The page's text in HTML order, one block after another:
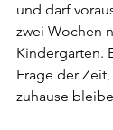
und darf
zwei Wochen
Kindergarten.
Frage der
zuhause